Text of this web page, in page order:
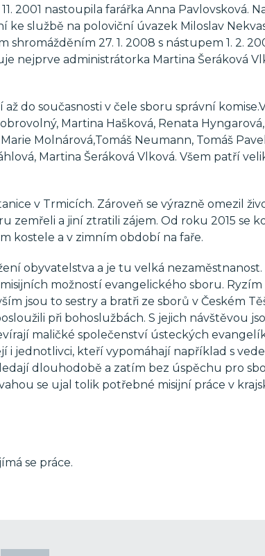
2001 nastoupila farářka Anna Pavlovsková.
ke službě na poloviční úvazek Miloslav
27. 1. 2008 s nástupem 1. 2.
nejprve administrátorka Martina Šeráková
do současnosti v čele sboru správní
Martina Hašková, Renata
Molnárová,Tomáš Neumann, Tomáš
Martina Šeráková Vlková. Všem patří
v Trmicích. Zároveň se výrazně omezil
a jiní ztratili zájem. Od roku 2015 se
kostele a v zimním období na faře.
obyvatelstva a je tu velká
možností evangelického sboru.
jsou to sestry a bratři ze sborů v Českém
při bohoslužbách. S jejich návštěvou
maličké společenství ústeckých
i jednotlivci, kteří vypomáhají například s
dlouhodobě a zatím bez úspěchu pro
se ujal tolik potřebné misijní práce v
se práce.